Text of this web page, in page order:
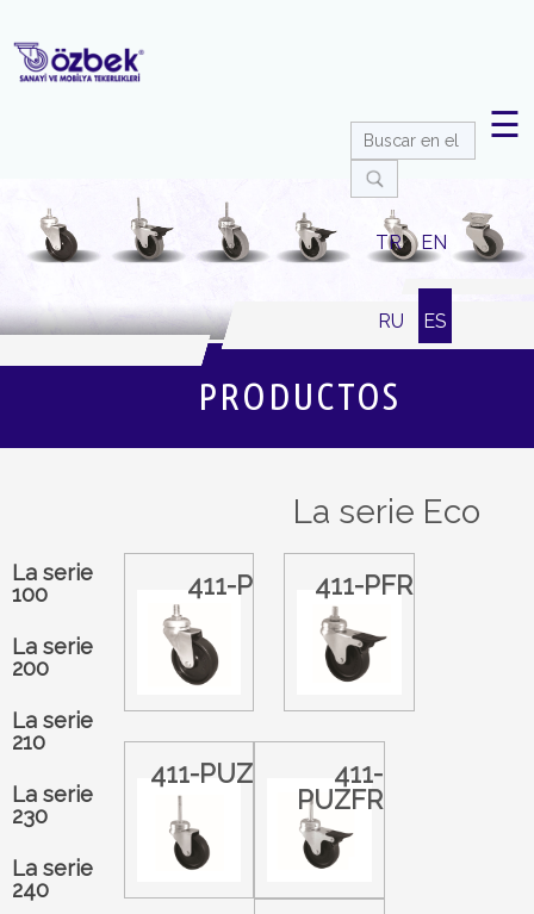
☰
TR EN
RU ES
PRODUCTOS
La serie Eco
La serie
100
La serie
200
La serie
210
La serie
230
La serie
240
411-P 411-PFR
411-PUZ
411-
PUZFR